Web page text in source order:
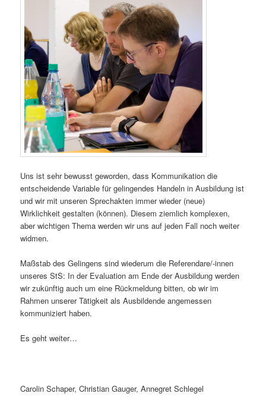
Uns ist sehr bewusst geworden, dass Kommunikation die
entscheidende Variable für gelingendes Handeln in Ausbildung ist
und wir mit unseren Sprechakten immer wieder (neue)
Wirklichkeit gestalten (können). Diesem ziemlich komplexen,
aber wichtigen Thema werden wir uns auf jeden Fall noch weiter
widmen.
Maßstab des Gelingens sind wiederum die Referendare/-innen
unseres StS: In der Evaluation am Ende der Ausbildung werden
wir zukünftig auch um eine Rückmeldung bitten, ob wir im
Rahmen unserer Tätigkeit als Ausbildende angemessen
kommuniziert haben.
Es geht weiter…
Carolin Schaper, Christian Gauger, Annegret Schlegel